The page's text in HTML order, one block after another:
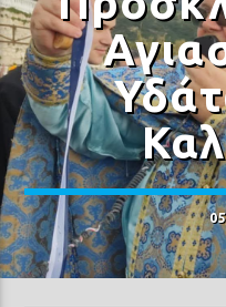
Current track
5 ΒΗΜΑΤΑ
ΑΝΔΡΙΑΝΑ